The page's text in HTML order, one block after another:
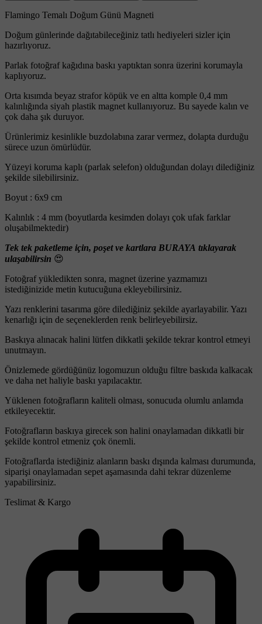
Flamingo Temalı Doğum Günü Magneti
Doğum günlerinde dağıtabileceğiniz tatlı hediyeleri sizler için
hazırlıyoruz.
Parlak fotoğraf kağıdına baskı yaptıktan sonra üzerini korumayla
kaplıyoruz.
Orta kısımda beyaz strafor köpük ve en altta komple 0,4 mm
kalınlığında siyah plastik magnet kullanıyoruz. Bu sayede kalın ve
çok daha şık duruyor.
Ürünlerimiz kesinlikle buzdolabına zarar vermez, dolapta durduğu
sürece uzun ömürlüdür.
Yüzeyi koruma kaplı (parlak selefon) olduğundan dolayı dilediğiniz
şekilde silebilirsiniz.
Boyut : 6x9 cm
Kalınlık : 4 mm (boyutlarda kesimden dolayı çok ufak farklar
oluşabilmektedir)
Tek tek paketleme için, poşet ve kartlara BURAYA tıklayarak
ulaşabilirsin 😍
Fotoğraf yükledikten sonra, magnet üzerine yazmamızı
istediğinizide metin kutucuğuna ekleyebilirsiniz.
Yazı renklerini tasarıma göre dilediğiniz şekilde ayarlayabilir. Yazı
kenarlığı için de seçeneklerden renk belirleyebilirsiz.
Baskıya alınacak halini lütfen dikkatli şekilde tekrar kontrol etmeyi
unutmayın.
Önizlemede gördüğünüz logomuzun olduğu filtre baskıda kalkacak
ve daha net haliyle baskı yapılacaktır.
Yüklenen fotoğrafların kaliteli olması, sonucuda olumlu anlamda
etkileyecektir.
Fotoğrafların baskıya girecek son halini onaylamadan dikkatli bir
şekilde kontrol etmeniz çok önemli.
Fotoğraflarda istediğiniz alanların baskı dışında kalması durumunda,
siparişi onaylamadan sepet aşamasında dahi tekrar düzenleme
yapabilirsiniz.
Teslimat & Kargo